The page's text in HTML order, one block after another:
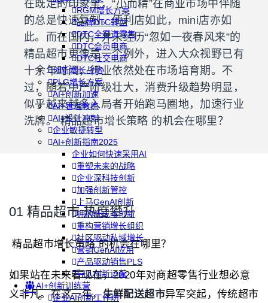
RGM增长方案
品牌DTC转型
DTC全渠道零售
DTC会员电商
DTC社交电商
创新增长战略
PLG增长方案
AI+创新加速
AI+管理教练
AI+设计冲刺
企业敏捷转型
AI+创新指南2025
企业如何快速采用AI
重塑未来的战略
企业深科技创新
加强创新管控
上马GenAI创新
拥抱低成本创新
重构营销增长组织
社区驱动私域增长
营销GenAI应用
产品驱动销售PLS
导入创新运营
AI+创新训练营
企业AI创新工作坊
在既定的印象里，“小而精”在商业市场中伴随
的总是快速复制。便利店如此，mini店亦如
此。而在国内，并未经历“忽如一夜春风来”的
精品超市更像是一个例外，进入大众视野已有
十余年时间，行业依然处在市场培育期。不
过，随着中产阶级壮大，消费升级趋势明显，
似乎越来越多入局者开始跑马圈地，加速行业
洗牌。 精品超市增长策略 的机会在哪里？
01 精品超市 热度攀升
精品超市增长策略 的机会在哪里？
如果站在未来看现在，2020年对商超零售行业想必意
义非凡。在这一年，生鲜配送超市异军突起，传统超市